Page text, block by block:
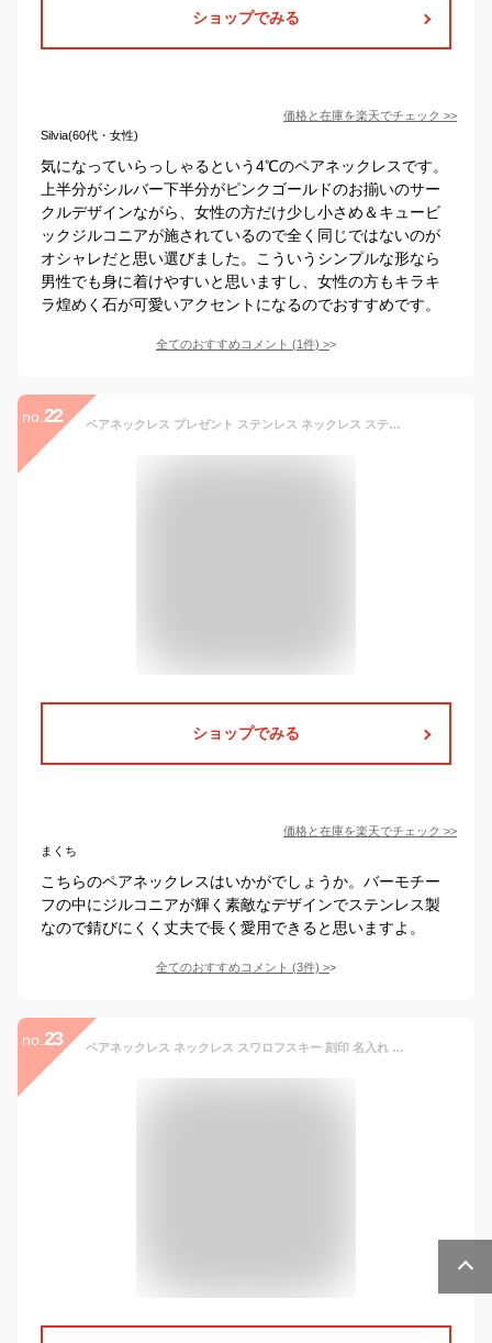
ショップでみる
価格と在庫を楽天でチェック >>
Silvia(60代・女性)
気になっていらっしゃるという4℃のペアネックレスです。
上半分がシルバー下半分がピンクゴールドのお揃いのサー
クルデザインながら、女性の方だけ少し小さめ＆キュービ
ックジルコニアが施されているので全く同じではないのが
オシャレだと思い選びました。こういうシンプルな形なら
男性でも身に着けやすいと思いますし、女性の方もキラキ
ラ煌めく石が可愛いアクセントになるのでおすすめです。
全てのおすすめコメント (1件) >
no. 22 ペアネックレス プレゼント ステンレス ネックレス ステンレスジュエリー ペアジュエリー メンズ レディース ギフト 記念日 ステンレスネックレス 大ぶり 誕生日 記念日 カップル アクセサリー Stainless Necklace ladies Men 母の日ギフト 2024
ショップでみる
価格と在庫を楽天でチェック >>
まくち
こちらのペアネックレスはいかがでしょうか。バーモチー
フの中にジルコニアが輝く素敵なデザインでステンレス製
なので錆びにくく丈夫で長く愛用できると思いますよ。
全てのおすすめコメント (3件) >
no. 23 ペアネックレス ネックレス スワロフスキー 刻印 名入れ 金属アレルギー 結婚記念日 妻 夫 両親 ユニセックス スティック ブラック ピンク 黒 ペアペンダント メンズ レディース 男性 女性 カップル 2個セット ラッピング プレゼント ギフト つけっぱなし